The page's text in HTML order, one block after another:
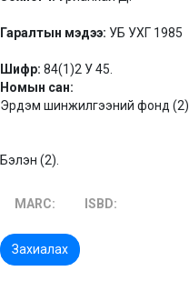
Гаралтын мэдээ: УБ УХГ 1985
Шифр:84(1)2 У 45.
Номын сан:
Эрдэм шинжилгээний фонд (2).
Бэлэн (2).
MARC: ISBD:
Захиалах